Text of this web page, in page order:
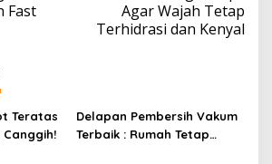
Fast
Agar Wajah Tetap
Terhidrasi dan Kenyal
Teratas
Delapan Pembersih Vakum
Terbaik : Rumah Tetap